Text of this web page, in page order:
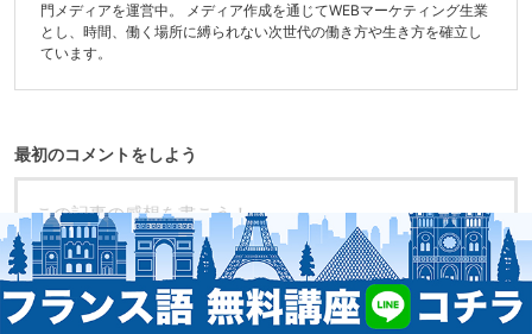
門メディアを運営中。 メディア作成を通じてWEBマーケティング生業
とし、時間、働く場所に縛られない次世代の働き方や生き方を確立し
ています。
最初のコメントをしよう
必須 名前